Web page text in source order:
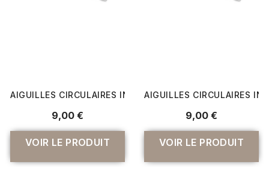
AIGUILLES CIRCULAIRES INTERCHANGEABLES MINDFUL
9,00 €
VOIR LE PRODUIT
AIGUILLES CIRCULAIRES
9,00 €
VOIR LE PRODUIT